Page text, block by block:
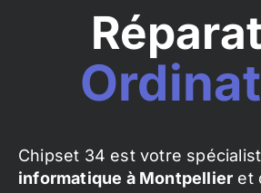
Chipset 34 est votre
informatique à Montpellier et